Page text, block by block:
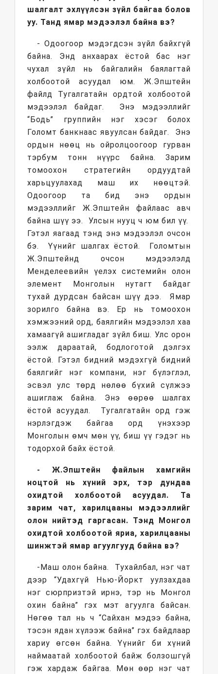
шалгалт эхлүүлсэн зүйл байгаа болов
уу. Танд ямар мэдээлэл байна вэ?
- Одоогоор мэдэгдсэн зүйл байхгүй
байна. Энд анхаарах ёстой бас нэг
чухал зүйл нь байгалийн баялагтай
холбоотой асуудал юм. Ж.Эпштейн
файлд Тугалгатайн ордтой холбоотой
мэдээлэл байдаг. Энэ мэдээллийг
“Бодь” группийн нэг хэсэг болох
Голомт банкнаас явуулсан байдаг. Энэ
ордын нөөц нь ойролцоогоор гурван
тэрбум тонн нүүрс байна. Зарим
томоохон стратегийн ордуудтай
харьцуулахад маш их нөөцтэй.
Одоогоор та бид энэ ордын
мэдээллийг Ж.Эпштейн файлаас авч
байна шүү ээ. Улсын нууц ч юм бил үү.
Гэтэл яагаад тэнд энэ мэдээлэл очсон
бэ. Үүнийг шалгах ёстой. Голомтын
Ж.Эпштейнд очсон мэдээлэлд
Менделеевийн үелэх системийн олон
элемент Монголын нутагт байдаг
тухай дурдсан байсан шүү дээ. Ямар
зорилго байна вэ. Ер нь томоохон
хэмжээний орд, баялгийн мэдээлэл хаа
хамаагүй ашигладаг зүйл биш. Улс орон
ээлж дараатай, бодлоготой дэлгэх
ёстой. Гэтэл бидний мэдэхгүй бидний
баялгийг нэг компани, нэг бүлэглэл,
эсвэл улс төрд нөлөө бүхий сүлжээ
ашиглаж байна. Энэ өөрөө шалгах
ёстой асуудал. Тугалгатайн орд гэж
нэрлэгдэж байгаа орд үнэхээр
Монголын өмч мөн үү, биш үү гэдэг нь
тодорхой байх ёстой.
- Ж.Эпштейн файлын хамгийн
ноцтой нь хүний эрх, тэр дундаа
охидтой холбоотой асуудал. Та
зарим чат, харилцааны мэдээллийг
олон нийтэд гаргасан. Тэнд Монгол
охидтой холбоотой яриа, харилцааны
шинжтэй ямар агуулгууд байна вэ?
-Маш олон байна. Тухайлбал, нэг чат
дээр “Удахгүй Нью-Йоркт уулзахдаа
нэг сюрпризтэй ирнэ, тэр нь Монгол
охин байна” гэх мэт агуулга байсан.
Нөгөө тал нь ч “Сайхан мэдээ байна,
тэсэн ядан хүлээж байна” гэх байдлаар
хариу өгсөн байна. Үүнийг би хүний
наймаатай холбоотой байж болзошгүй
гэж хардаж байгаа. Мөн өөр нэг чат